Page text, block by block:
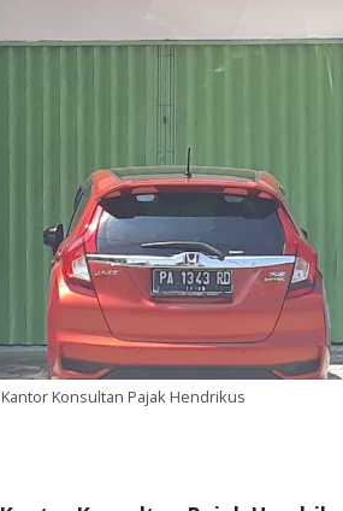
Kantor Konsultan Pajak Hendrikus